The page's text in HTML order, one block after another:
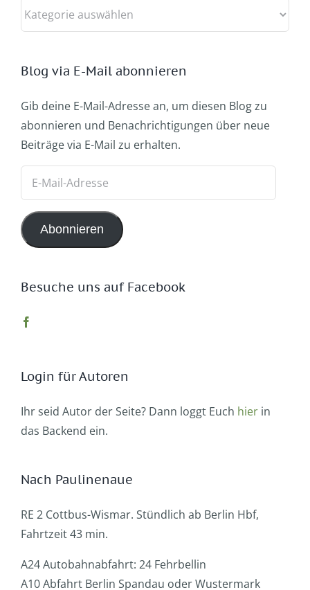
Kategorien
Blog via E-Mail abonnieren
Gib deine E-Mail-Adresse an, um diesen Blog zu
abonnieren und Benachrichtigungen über neue
Beiträge via E-Mail zu erhalten.
Adresse
Abonnieren
Besuche uns auf Facebook
Login für Autoren
Ihr seid Autor der Seite? Dann loggt Euch hier in
das Backend ein.
Nach Paulinenaue
RE 2 Cottbus-Wismar. Stündlich ab Berlin Hbf,
Fahrtzeit 43 min.
A24 Autobahnabfahrt: 24 Fehrbellin
A10 Abfahrt Berlin Spandau oder Wustermark